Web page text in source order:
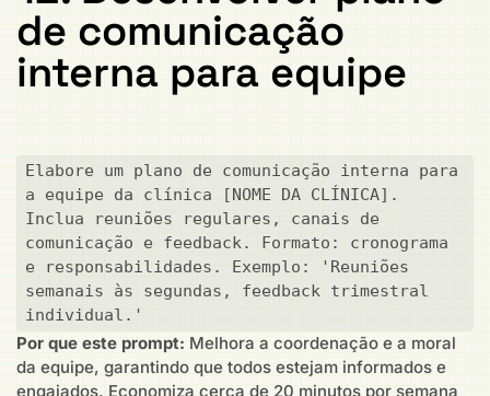
de comunicação
interna para equipe
Elabore um plano de comunicação interna para
a equipe da clínica [NOME DA CLÍNICA].
Inclua reuniões regulares, canais de
comunicação e feedback. Formato: cronograma
e responsabilidades. Exemplo: 'Reuniões
semanais às segundas, feedback trimestral
individual.'
Por que este prompt: Melhora a coordenação e a moral
da equipe, garantindo que todos estejam informados e
engajados. Economiza cerca de 20 minutos por semana